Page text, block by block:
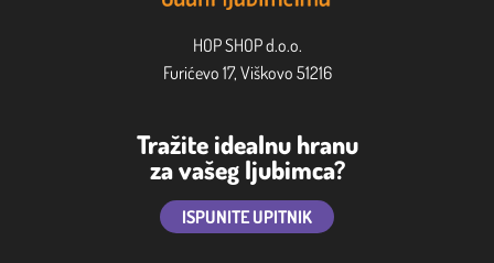
HOP SHOP d.o.o.
Furićevo 17, Viškovo 51216
Tražite idealnu hranu
za vašeg ljubimca?
ISPUNITE UPITNIK